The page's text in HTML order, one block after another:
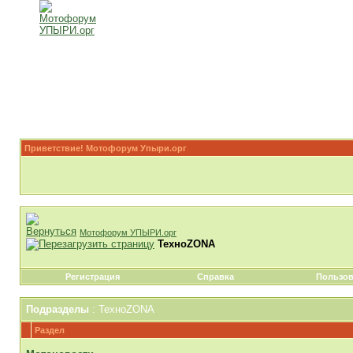
Приветствие! Мотофорум Упыри.орг
Мотофорум УПЫРИ.орг
ТехноZONA
Регистрация Справка
Подразделы : ТехноZONA
Раздел